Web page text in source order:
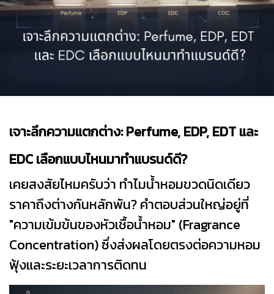
เจาะลึกความแตกต่าง: Perfume, EDP, EDT และ
EDC เลือกแบบไหนมาทำแบรนด์ดี?
เคยสงสัยไหมครับว่า ทำไมน้ำหอมขวดนิดเดียว
ราคาถึงต่างกันหลักพัน? คำตอบส่วนใหญ่อยู่ที่
"ความเข้มข้นของหัวเชื้อน้ำหอม" (Fragrance
Concentration) ซึ่งส่งผลโดยตรงต่อความหอม
ฟุ้งและระยะเวลาการติดทน